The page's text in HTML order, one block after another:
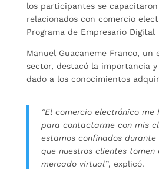
los participantes se
relacionados con comercio
Programa de Empresario Digital
Manuel Guacaneme Franco, un
sector, destacó la importancia
dado a los conocimientos
“El comercio electrónico
para contactarme con mis
estamos confinados durante
que nuestros clientes tomen
mercado virtual”, explicó.